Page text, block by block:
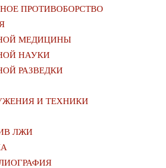
ПРОТИВОБОРСТВО
МЕДИЦИНЫ
НАУКИ
РАЗВЕДКИ
И ТЕХНИКИ
ЛЖИ